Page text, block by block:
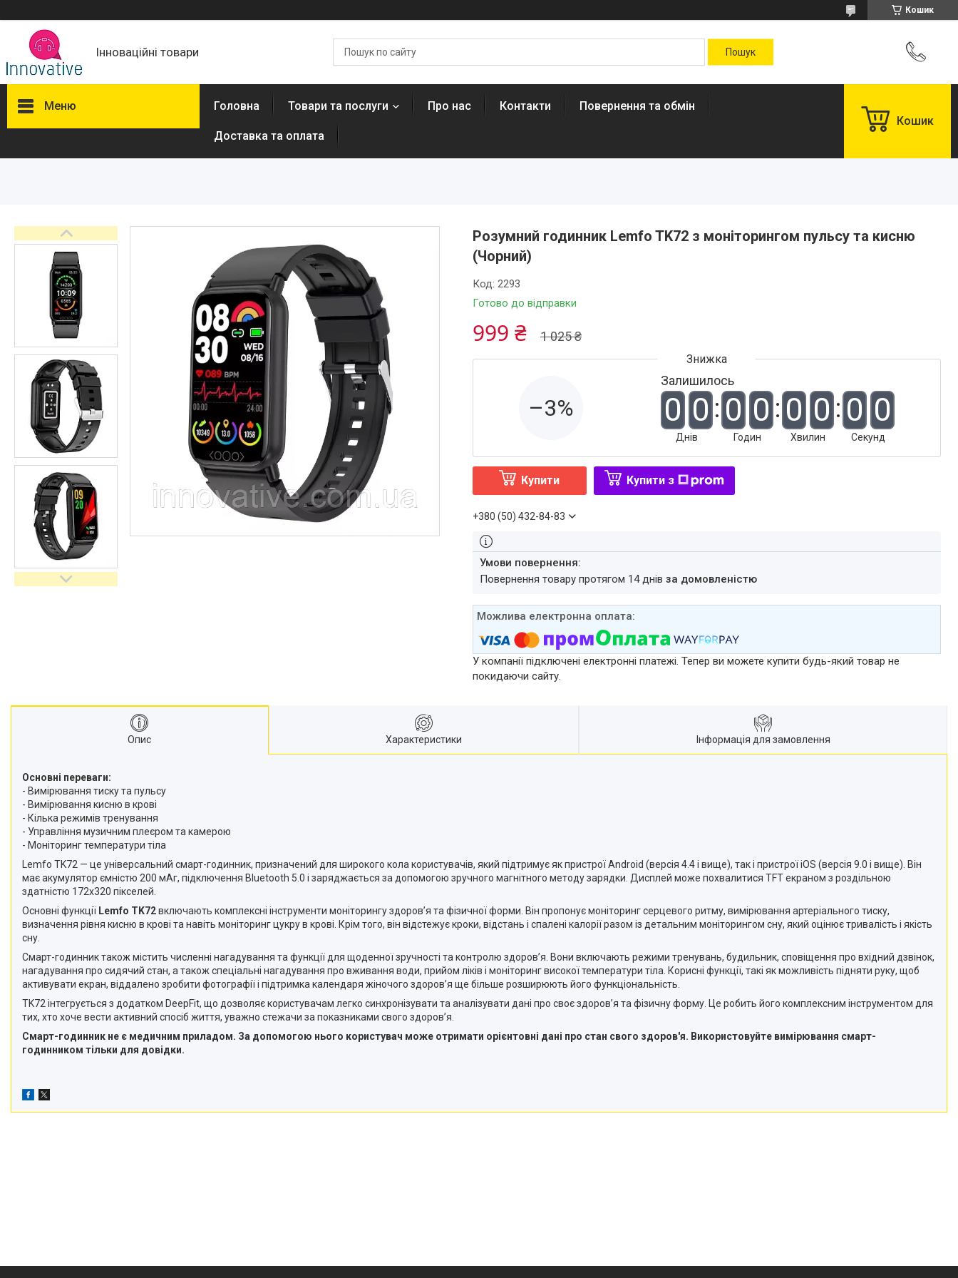
Кошик
Інноваційні товари
Меню
Доставка та оплата
Повернення та обмін
Головна Товари та послуги Про нас Контакти Повернення та обмін
Доставка та оплата
Кошик
Розумний годинник Lemfo TK72 з моніторингом пульсу та кисню
(Чорний)
Готово до відправки
Код: 2293
1 025 ₴
999 ₴
–3%
Залишилось
0 0
Днів
0 0
Годин
0 0
Хвилин
0 0
Секунд
Купити Купити з
+380 (50) 432-84-83
повернення товару протягом 14 днів за домовленістю
У компанії підключені електронні платежі. Тепер ви можете купити будь-який товар не
покидаючи сайту.
Опис Характеристики Інформація для замовлення
Основні переваги:
- Вимірювання тиску та пульсу
- Вимірювання кисню в крові
- Кілька режимів тренування
- Управління музичним плеєром та камерою
- Моніторинг температури тіла
Lemfo TK72 — це універсальний смарт-годинник, призначений для широкого кола користувачів, який підтримує як пристрої Android (версія 4.4 і вище), так і пристрої iOS (версія 9.0 і вище). Він
має акумулятор ємністю 200 мАг, підключення Bluetooth 5.0 і заряджається за допомогою зручного магнітного методу зарядки. Дисплей може похвалитися TFT екраном з роздільною
здатністю 172x320 пікселей.
Основні функції Lemfo TK72включають комплексні інструменти моніторингу здоров’я та фізичної форми. Він пропонує моніторинг серцевого ритму, вимірювання артеріального тиску,
визначення рівня кисню в крові та навіть моніторинг цукру в крові. Крім того, він відстежує кроки, відстань і спалені калорії разом із детальним моніторингом сну, який оцінює тривалість і якість
сну.
Смарт-годинник також містить численні нагадування та функції для щоденної зручності та контролю здоров’я. Вони включають режими тренувань, будильник, сповіщення про вхідний дзвінок,
нагадування про сидячий стан, а також спеціальні нагадування про вживання води, прийом ліків і моніторинг високої температури тіла. Корисні функції, такі як можливість підняти руку, щоб
активувати екран, віддалено зробити фотографії і підтримка календаря жіночого здоров’я ще більше розширюють його функціональність.
TK72 інтегрується з додатком DeepFit, що дозволяє користувачам легко синхронізувати та аналізувати дані про своє здоров’я та фізичну форму. Це робить його комплексним інструментом для
тих, хто хоче вести активний спосіб життя, уважно стежачи за показниками свого здоров’я.
Смарт-годинник не є медичним приладом. За допомогою нього користувач може отримати орієнтовні дані про стан свого здоров'я. Використовуйте вимірювання смарт-
годинником тільки для довідки.